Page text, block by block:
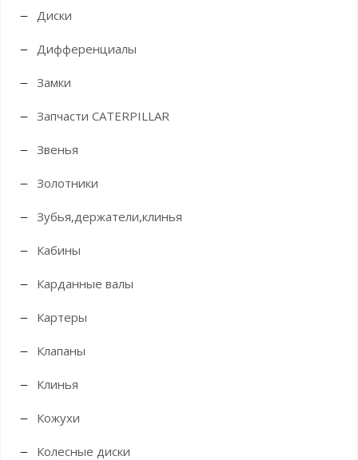
Диски
Дифференциалы
Замки
Запчасти CATERPILLAR
Звенья
Золотники
Зубья,держатели,клинья
Кабины
Карданные валы
Картеры
Клапаны
Клинья
Кожухи
Колесные диски